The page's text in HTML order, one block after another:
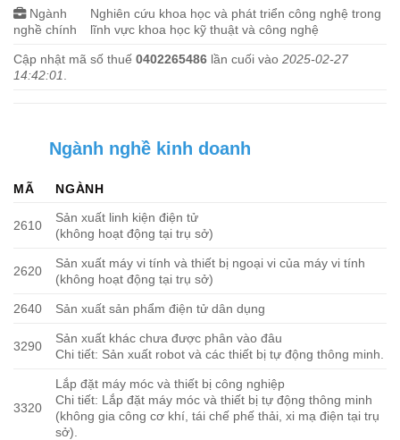
Ngành
nghề chính
Nghiên cứu khoa học và phát triển công nghệ trong
lĩnh vực khoa học kỹ thuật và công nghệ
Cập nhật mã số thuế 0402265486 lần cuối vào 2025-02-27
14:42:01
Ngành nghề kinh doanh
MÃ NGÀNH
2610
Sản xuất linh kiện điện tử
(không hoạt động tại trụ sở)
2620
Sản xuất máy vi tính và thiết bị ngoại vi của máy vi tính
(không hoạt động tại trụ sở)
2640 Sản xuất sản phẩm điện tử dân dụng
3290
Sản xuất khác chưa được phân vào đâu
Chi tiết: Sản xuất robot và các thiết bị tự động thông minh.
3320
Lắp đặt máy móc và thiết bị công nghiệp
Chi tiết: Lắp đặt máy móc và thiết bị tự động thông minh
(không gia công cơ khí, tái chế phế thải, xi mạ điện tại trụ
sở).